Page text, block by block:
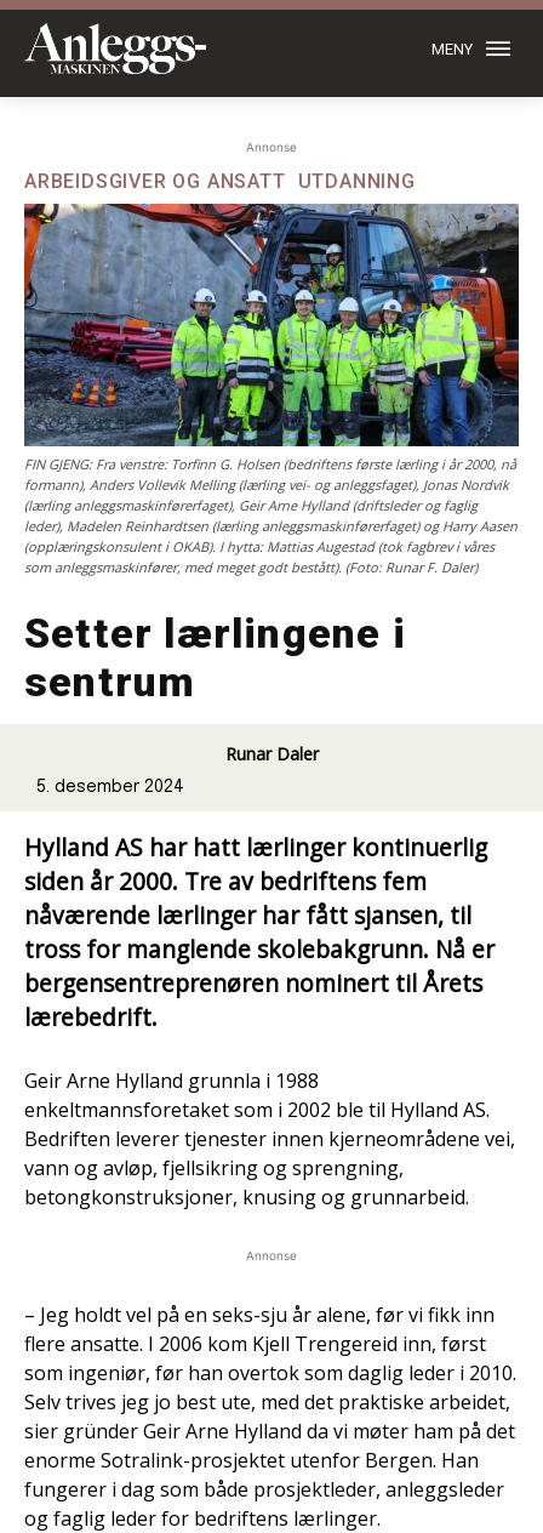
MENY
Annonse
ARBEIDSGIVER OG ANSATT UTDANNING
FIN GJENG: Fra venstre: Torfinn G. Holsen (bedriftens første lærling i år 2000, nå
formann), Anders Vollevik Melling (lærling vei- og anleggsfaget), Jonas Nordvik
(lærling anleggsmaskinførerfaget), Geir Arne Hylland (driftsleder og faglig
leder), Madelen Reinhardtsen (lærling anleggsmaskinførerfaget) og Harry Aasen
(opplæringskonsulent i OKAB). I hytta: Mattias Augestad (tok fagbrev i våres
som anleggsmaskinfører, med meget godt bestått). (Foto: Runar F. Daler)
Setter lærlingene i
sentrum
Runar Daler
5. desember 2024
Hylland AS har hatt lærlinger kontinuerlig
siden år 2000. Tre av bedriftens fem
nåværende lærlinger har fått sjansen, til
tross for manglende skolebakgrunn. Nå er
bergensentreprenøren nominert til Årets
lærebedrift.
Geir Arne Hylland grunnla i 1988
enkeltmannsforetaket som i 2002 ble til Hylland AS.
Bedriften leverer tjenester innen kjerneområdene vei,
vann og avløp, fjellsikring og sprengning,
betongkonstruksjoner, knusing og grunnarbeid.
Annonse
– Jeg holdt vel på en seks-sju år alene, før vi fikk inn
flere ansatte. I 2006 kom Kjell Trengereid inn, først
som ingeniør, før han overtok som daglig leder i 2010.
Selv trives jeg jo best ute, med det praktiske arbeidet,
sier gründer Geir Arne Hylland da vi møter ham på det
enorme Sotralink-prosjektet utenfor Bergen. Han
fungerer i dag som både prosjektleder, anleggsleder
og faglig leder for bedriftens lærlinger.